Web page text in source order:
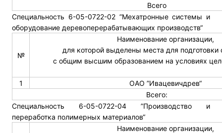
Всего
Специальность 6-05-0722-02 ”Мехатронные системы и
оборудование деревоперерабатывающих производств“
№
Наименование организации,
для которой выделены места для подготовки
с общим высшим образованием на условиях
1
ОАО ”Ивацевичдрев“
Всего:
Специальность 6-05-0722-04 ”Производство и
переработка полимерных материалов“
Наименование организации,